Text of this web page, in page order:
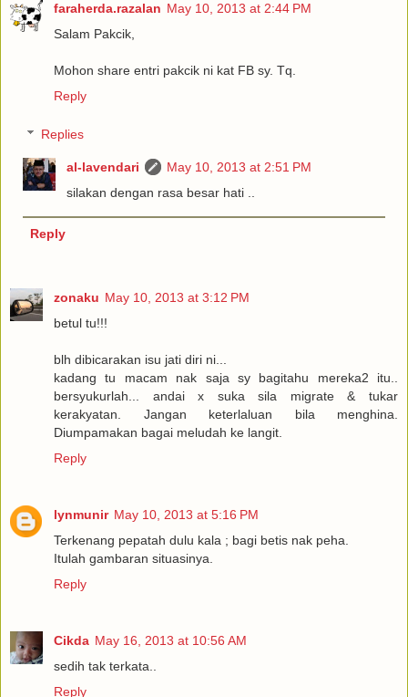
faraherda.razalan May 10, 2013 at 2:44 PM
Salam Pakcik,
Mohon share entri pakcik ni kat FB sy. Tq.
Reply
Replies
al-lavendari
May 10, 2013 at 2:51 PM
silakan dengan rasa besar hati ..
Reply
zonaku May 10, 2013 at 3:12 PM
betul tu!!!
blh dibicarakan isu jati diri ni...
kadang tu macam nak saja sy bagitahu mereka2 itu..
bersyukurlah... andai x suka sila migrate & tukar
kerakyatan. Jangan keterlaluan bila menghina.
Diumpamakan bagai meludah ke langit.
Reply
lynmunir May 10, 2013 at 5:16 PM
Terkenang pepatah dulu kala ; bagi betis nak peha.
Itulah gambaran situasinya.
Reply
Cikda May 16, 2013 at 10:56 AM
sedih tak terkata..
Reply